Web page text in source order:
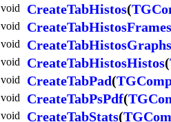
void CreateTabHistos(
void CreateTabHistosFrames
void CreateTabHistosGraphs
void CreateTabHistosHistos(
void CreateTabPad(
void CreateTabPsPdf(
void CreateTabStats(